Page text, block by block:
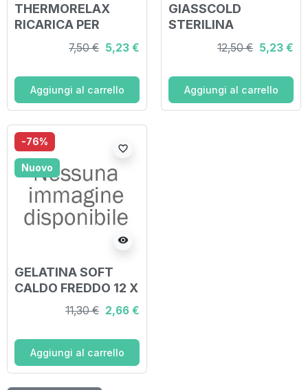
THERMORELAX
RICARICA PER
FASCIA DOLORE
CERVICALE 6
AUTORISCALDANTI
7,50 € 5,23 €
Aggiungi al carrello
GIASSCOLD
STERILINA
CUSCINETTO IN GEL
12,50 € 5,23 €
Aggiungi al carrello
-76%
Nuovo
visibility
favorite_border
GELATINA SOFT
CALDO FREDDO 12 X
25 CM CON
COPERTURA
PEZZO
11,30 € 2,66 €
Aggiungi al carrello